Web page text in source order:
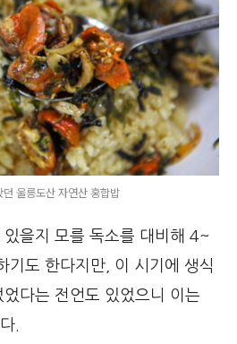
울릉도산 자연산 홍합밥
을지 모를 독소를 대비해 4~
기도 한다지만, 이 시기에 생식
다는 전언도 있었으니 이는
.